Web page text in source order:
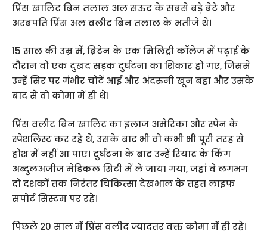
प्रिंस खालिद बिन तलाल अल सऊद के सबसे बड़े बेटे और
अरबपति प्रिंस अल वलीद बिन तलाल के भतीजे थे।
15 साल की उम्र में, ब्रिटेन के एक मिलिट्री कॉलेज में पढ़ाई के
दौरान वो एक दुखद सड़क दुर्घटना का शिकार हो गए, जिससे
उन्हें सिर पर गंभीर चोटें आईं और अंदरुनी खून बहा और उसके
बाद से वो कोमा में ही थे।
प्रिंस वलीद बिन खालिद का इलाज अमेरिका और स्पेन के
स्पेशलिस्ट कर रहे थे, उसके बाद भी वो कभी भी पूरी तरह से
होश में नहीं आ पाए। दुर्घटना के बाद उन्हें रियाद के किंग
अब्दुलअजीज मेडिकल सिटी में ले जाया गया, जहां वे लगभग
दो दशकों तक निरंतर चिकित्सा देखभाल के तहत लाइफ
सपोर्ट सिस्टम पर रहे।
पिछले 20 साल में प्रिंस वलीद ज्यादतर वक्त कोमा में ही रहे।